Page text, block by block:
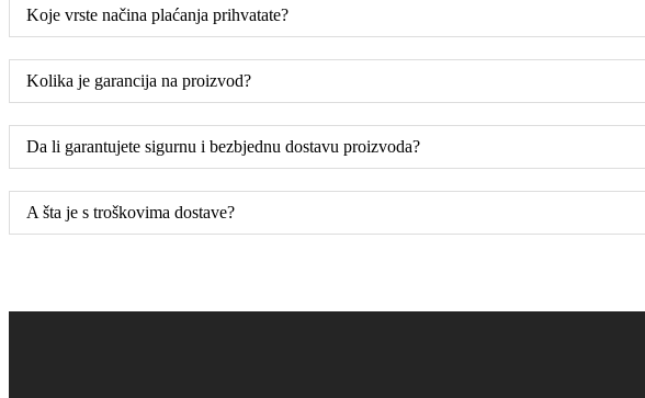
Koje vrste načina plaćanja prihvatate?
Kolika je garancija na proizvod?
Da li garantujete sigurnu i bezbjednu dostavu proizvoda?
A šta je s troškovima dostave?